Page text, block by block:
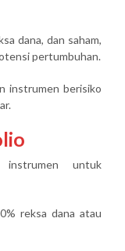
dana, dan saham,
pertumbuhan.
instrumen berisiko
instrumen untuk
reksa dana atau